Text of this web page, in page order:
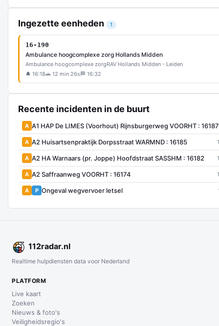
Ingezette eenheden 1
16-190
Ambulance hoogcomplexe zorg Hollands Midden
Ambulance hoogcomplexe zorgRAV Hollands Midden - Leiden
🔔 16:18🚗 12 min 26s 🏁 16:32
Recente incidenten in de buurt
A A1 HAP De LIMES (Voorhout) Rijnsburgerweg VOORHT : 16187
A A2 Huisartsenpraktijk Dorpsstraat WARMND : 16185
A A2 HA Warnaars (pr. Joppe) Hoofdstraat SASSHM : 16182
A A2 Saffraanweg VOORHT : 16174
A P Ongeval wegvervoer letsel
112radar.nl
Realtime hulpdiensten data voor Nederland
PLATFORM
Live kaart
Zoeken
Nieuws & foto's
Veiligheidsregio's